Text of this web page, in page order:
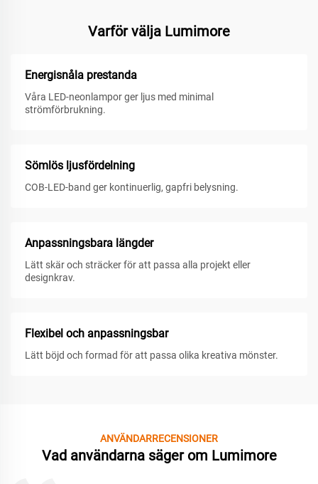
Varför välja Lumimore
Energisnåla prestanda
Våra LED-neonlampor ger ljus med minimal
strömförbrukning.
Sömlös ljusfördelning
COB-LED-band ger kontinuerlig, gapfri belysning.
Anpassningsbara längder
Lätt skär och sträcker för att passa alla projekt eller
designkrav.
Flexibel och anpassningsbar
Lätt böjd och formad för att passa olika kreativa mönster.
ANVÄNDARRECENSIONER
Vad användarna säger om Lumimore